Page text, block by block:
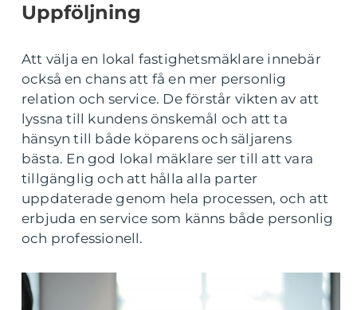
Uppföljning
Att välja en lokal fastighetsmäklare innebär
också en chans att få en mer personlig
relation och service. De förstår vikten av att
lyssna till kundens önskemål och att ta
hänsyn till både köparens och säljarens
bästa. En god lokal mäklare ser till att vara
tillgänglig och att hålla alla parter
uppdaterade genom hela processen, och att
erbjuda en service som känns både personlig
och professionell.